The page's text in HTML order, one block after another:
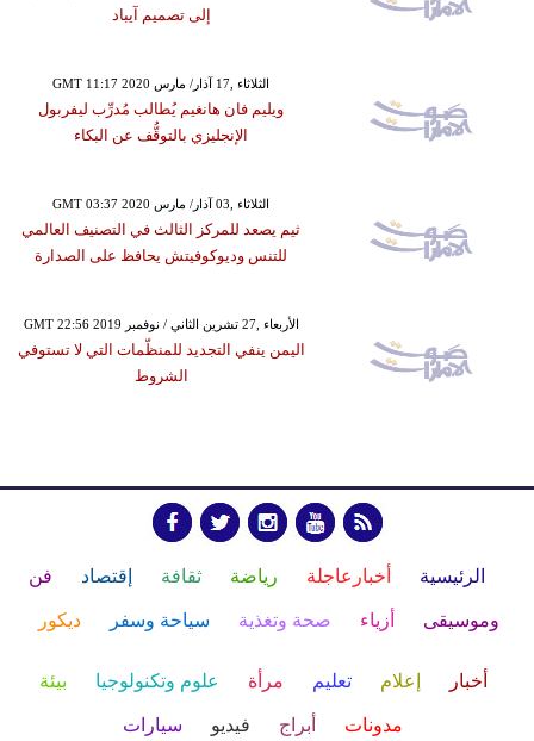
إلى تصميم آيباد
GMT 11:17 2020 الثلاثاء ,17 آذار/ مارس
ويليم فان هانغيم يُطالب مُدرِّب ليفربول
الإنجليزي بالتوقُّف عن البكاء
GMT 03:37 2020 الثلاثاء ,03 آذار/ مارس
ثيم يصعد للمركز الثالث في التصنيف العالمي
للتنس وديوكوفيتش يحافظ على الصدارة
GMT 22:56 2019 الأربعاء ,27 تشرين الثاني / نوفمبر
اليمن ينفي التجديد للمنظّمات التي لا تستوفي
الشروط
الرئيسية أخبارعاجلة رياضة ثقافة إقتصاد فن
وموسيقى أزياء صحة وتغذية سياحة وسفر ديكور
أخبار إعلام تعليم مرأة علوم وتكنولوجيا بيئة
مدونات أبراج فيديو سيارات